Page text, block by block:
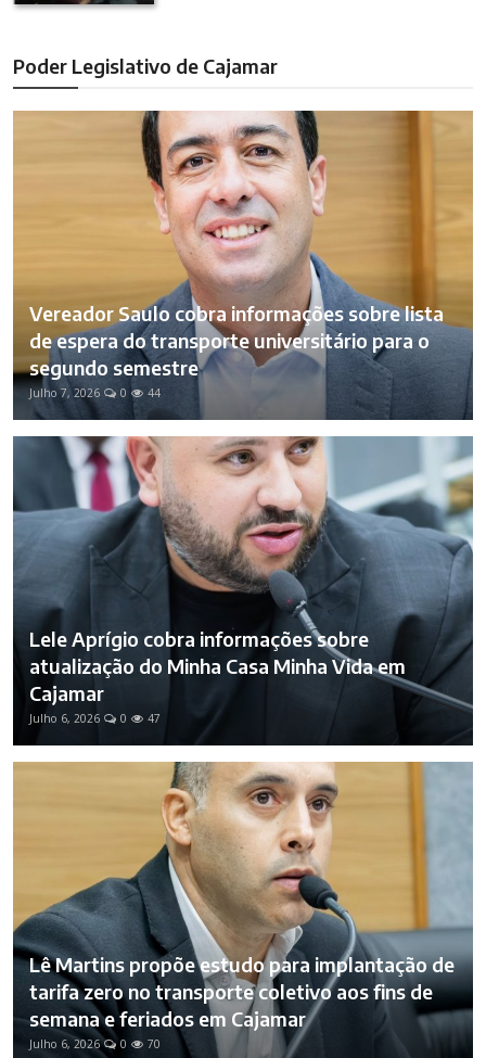
Poder Legislativo de Cajamar
Vereador Saulo cobra informações sobre lista
de espera do transporte universitário para o
segundo semestre
Julho 7, 2026 0 44
Lele Aprígio cobra informações sobre
atualização do Minha Casa Minha Vida em
Cajamar
Julho 6, 2026 0 47
Lê Martins propõe estudo para implantação de
tarifa zero no transporte coletivo aos fins de
semana e feriados em Cajamar
Julho 6, 2026 0 70